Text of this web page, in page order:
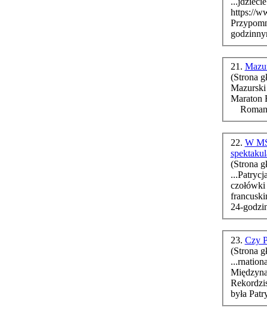
https://
21.
(Strona
Maraton
22. W
(Strona
...Patrycja
23. Czy
(Strona
była